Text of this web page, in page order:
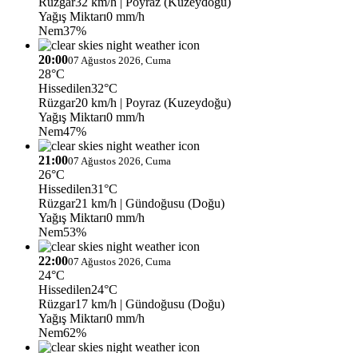
Yağış Miktarı0 mm/h
Nem37%
20:0007 Ağustos 2026, Cuma
28°C
Hissedilen32°C
Rüzgar20 km/h | Poyraz (Kuzeydoğu)
Yağış Miktarı0 mm/h
Nem47%
21:0007 Ağustos 2026, Cuma
26°C
Hissedilen31°C
Rüzgar21 km/h | Gündoğusu (Doğu)
Yağış Miktarı0 mm/h
Nem53%
22:0007 Ağustos 2026, Cuma
24°C
Hissedilen24°C
Rüzgar17 km/h | Gündoğusu (Doğu)
Yağış Miktarı0 mm/h
Nem62%